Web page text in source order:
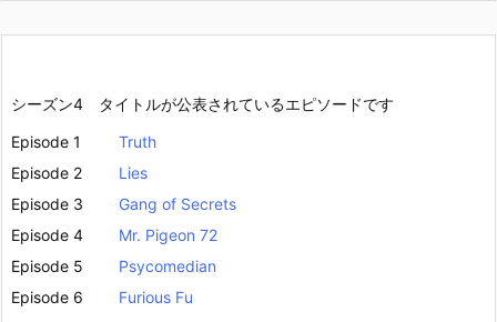
シーズン4 タイトルが公表されているエピソードです
Episode 1
Truth
Episode 2
Lies
Episode 3
Gang of Secrets
Episode 4
Mr. Pigeon 72
Episode 5
Psycomedian
Episode 6
Furious Fu